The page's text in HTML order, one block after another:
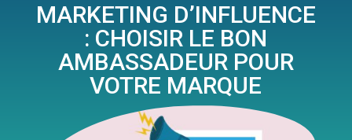
MARKETING D’INFLUENCE
: CHOISIR LE BON
AMBASSADEUR POUR
VOTRE MARQUE